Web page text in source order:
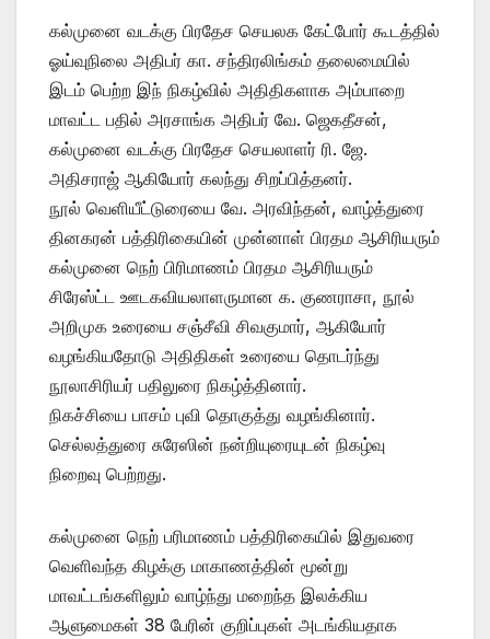
கல்முனை வடக்கு பிரதேச செயலக கேட்போர் கூடத்தில்
ஓய்வுநிலை அதிபர் கா. சந்திரலிங்கம் தலைமையில்
இடம் பெற்ற இந் நிகழ்வில் அதிதிகளாக அம்பாறை
மாவட்ட பதில் அரசாங்க அதிபர் வே. ஜெகதீசன்,
கல்முனை வடக்கு பிரதேச செயலாளர் ரி. ஜே.
அதிசராஜ் ஆகியோர் கலந்து சிறப்பித்தனர்.
நூல் வெளியீட்டுரையை வே. அரவிந்தன், வாழ்த்துரை
தினகரன் பத்திரிகையின் முன்னாள் பிரதம ஆசிரியரும்
கல்முனை நெற் பிரிமாணம் பிரதம ஆசிரியரும்
சிரேஸ்ட்ட ஊடகவியலாளருமான க. குணராசா, நூல்
அறிமுக உரையை சஞ்சீவி சிவகுமார், ஆகியோர்
வழங்கியதோடு அதிதிகள் உரையை தொடர்ந்து
நூலாசிரியர் பதிலுரை நிகழ்த்தினார்.
நிகச்சியை பாசம் புவி தொகுத்து வழங்கினார்.
செல்லத்துரை சுரேஸின் நன்றியுரையுடன் நிகழ்வு
நிறைவு பெற்றது.
கல்முனை நெற் பரிமாணம் பத்திரிகையில் இதுவரை
வெளிவந்த கிழக்கு மாகாணத்தின் மூன்று
மாவட்டங்களிலும் வாழ்ந்து மறைந்த இலக்கிய
ஆளுமைகள் 38 பேரின் குறிப்புகள் அடங்கியதாக